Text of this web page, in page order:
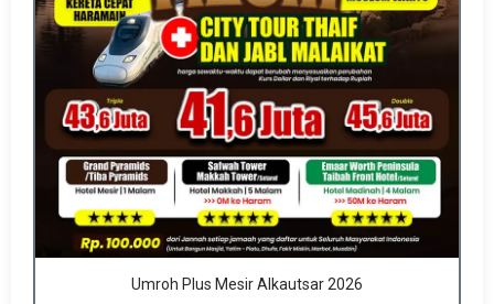
Umroh Plus Mesir Alkautsar 2026